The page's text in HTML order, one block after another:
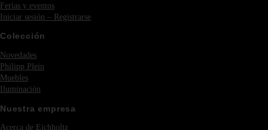
Ferias y eventos
Iniciar sesión – Registrarse
Colección
Novedades
Philipp Plein
Muebles
Iluminación
Nuestra empresa
Acerca de Eichholtz